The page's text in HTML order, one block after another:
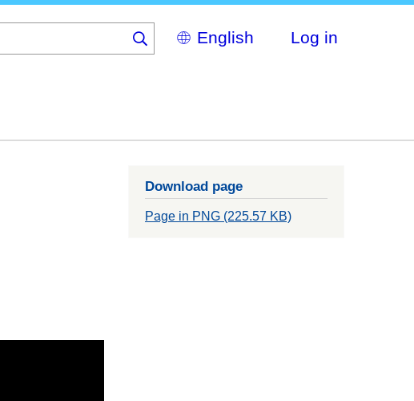
Select
your
Log in
Download page
Page in PNG (225.57 KB)